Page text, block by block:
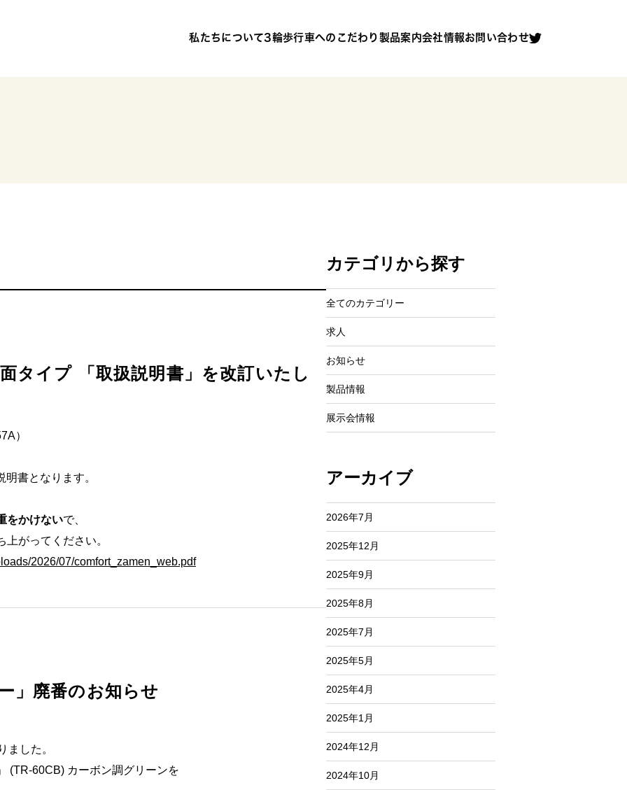
私たちについて3輪歩行車へのこだわり 製品案内会社情報お問い合わせ
タイプ 「取扱説明書」を改訂いたし
）
書となります。
をかけないで、
上がってください。
2026/07/comfort_zamen_web.pdf
」廃番のお知らせ
ました。
(TR-60CB) カーボン調グリーンを
カテゴリから探す
全てのカテゴリー
求人
お知らせ
製品情報
展示会情報
アーカイブ
2026年7月
2025年12月
2025年9月
2025年8月
2025年7月
2025年5月
2025年4月
2025年1月
2024年12月
2024年10月